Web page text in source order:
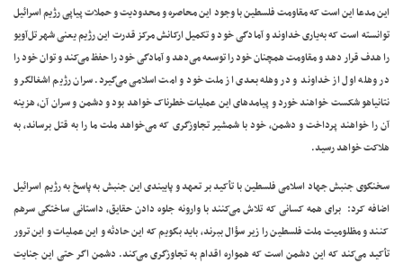
این مدعا این است که مقاومت فلسطین با وجود این محاصره و محدودیت و حملات پیاپی رژیم اسرائیل
توانسته است که به‌یاری خداوند و آمادگی خود و تکمیل ارکانش مرکز قدرت این رژیم یعنی شهر تل‌آویو
را هدف قرار دهد و مقاومت همچنان خود را توسعه می‌دهد و آمادگی خود را حفظ می‌کند و توان خود را
در وهله اول از خداوند و در وهله بعدی از ملت خود و امت اسلامی می‌گیرد. سران رژیم اشغالگر و
نتانیاهو شکست خواهند خورد و پیامدهای این عملیات خطرناک خواهد بود و دشمن و سران آن، هزینه
آن را خواهند پرداخت و دشمن، خود با شمشیر تجاوزگری که می‌خواهد ملت ما را به قتل برساند، به
هلاکت خواهد رسید.
سخنگوی جنبش جهاد اسلامی فلسطین با تأکید بر تعهد و پایبندی این جنبش به پاسخ به رژیم اسرائیل
اضافه کرد: برای همه کسانی که تلاش می‌کنند با وارونه جلوه دادن حقایق، داستانی ساختگی سرهم
کنند و مظلومیت ملت فلسطین را زیر سؤال ببرند، باید بگویم که این حادثه و این عملیات و این ترور
تأکید می‌کند که این دشمن است که همواره اقدام به تجاوزگری می‌کند. دشمن اگر حتی این جنایت